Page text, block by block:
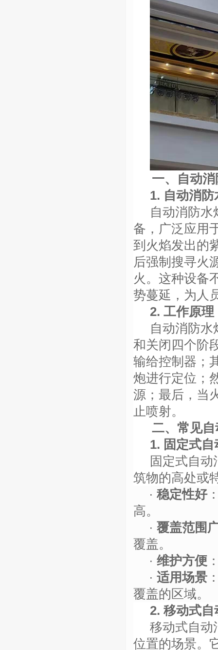
一、自动
1. 自动消
自动消防
备，广泛应用
到火焰发出的
后强制搜寻火
火。这种设备
势蔓延，为人
2. 工作原理
自动消防
和关闭四个阶
输给控制器；
炮进行定位；
源；最后，当
止喷射。
二、常见
1. 固定式
固定式自
筑物的高处或
· 稳定性好
高。
· 覆盖范围
覆盖。
· 维护方便
· 适用场景
覆盖的区域。
2. 移动式
移动式自动
位置的场景。